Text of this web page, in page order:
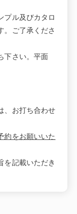
プル及びカタロ
。ご了承くださ
下さい。平面
、お打ち合わせ
約をお願いいた
を記載いただき